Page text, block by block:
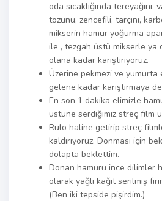
oda sıcaklığında tereyağını,
tozunu, zencefili, tarçını,
mikserin hamur yoğurma
ile , tezgah üstü mikserle ya
olana kadar karıştırıyoruz.
Üzerine pekmezi ve
gelene kadar karıştırmaya
En son 1 dakika elimizle
üstüne serdiğimiz streç film
Rulo haline getirip streç
kaldırıyoruz. Donması için
dolapta beklettim.
Donan hamuru ince dilimler
olarak yağlı kağıt serilmiş
(Ben iki tepside pişirdim.)